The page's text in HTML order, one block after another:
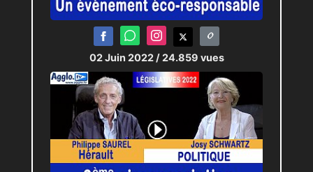
02 Juin 2022 / 24.859 vues